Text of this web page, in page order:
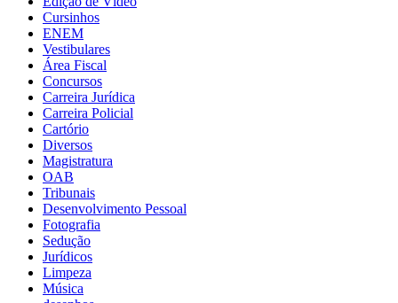
Cursinhos
ENEM
Vestibulares
Área Fiscal
Concursos
Carreira Jurídica
Carreira Policial
Cartório
Diversos
Magistratura
OAB
Tribunais
Desenvolvimento Pessoal
Fotografia
Sedução
Jurídicos
Limpeza
Música